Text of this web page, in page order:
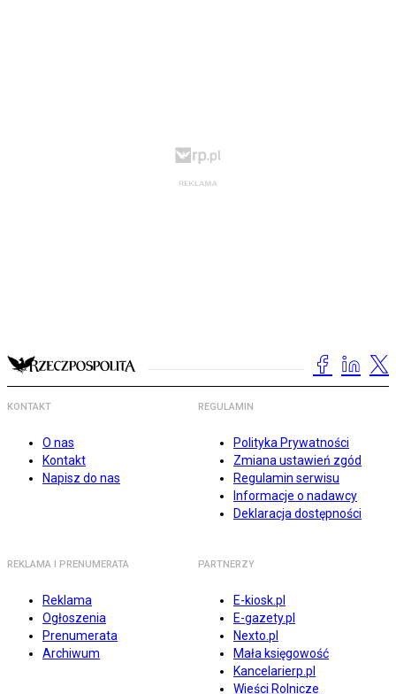
KONTAKT
O nas
Kontakt
Napisz do nas
REGULAMIN
Polityka Prywatności
Zmiana ustawień zgód
Regulamin serwisu
Informacje o nadawcy
Deklaracja dostępności
REKLAMA I PRENUMERATA
Reklama
Ogłoszenia
Prenumerata
Archiwum
PARTNERZY
E-kiosk.pl
E-gazety.pl
Nexto.pl
Mała księgowość
Kancelarierp.pl
Wieści Rolnicze